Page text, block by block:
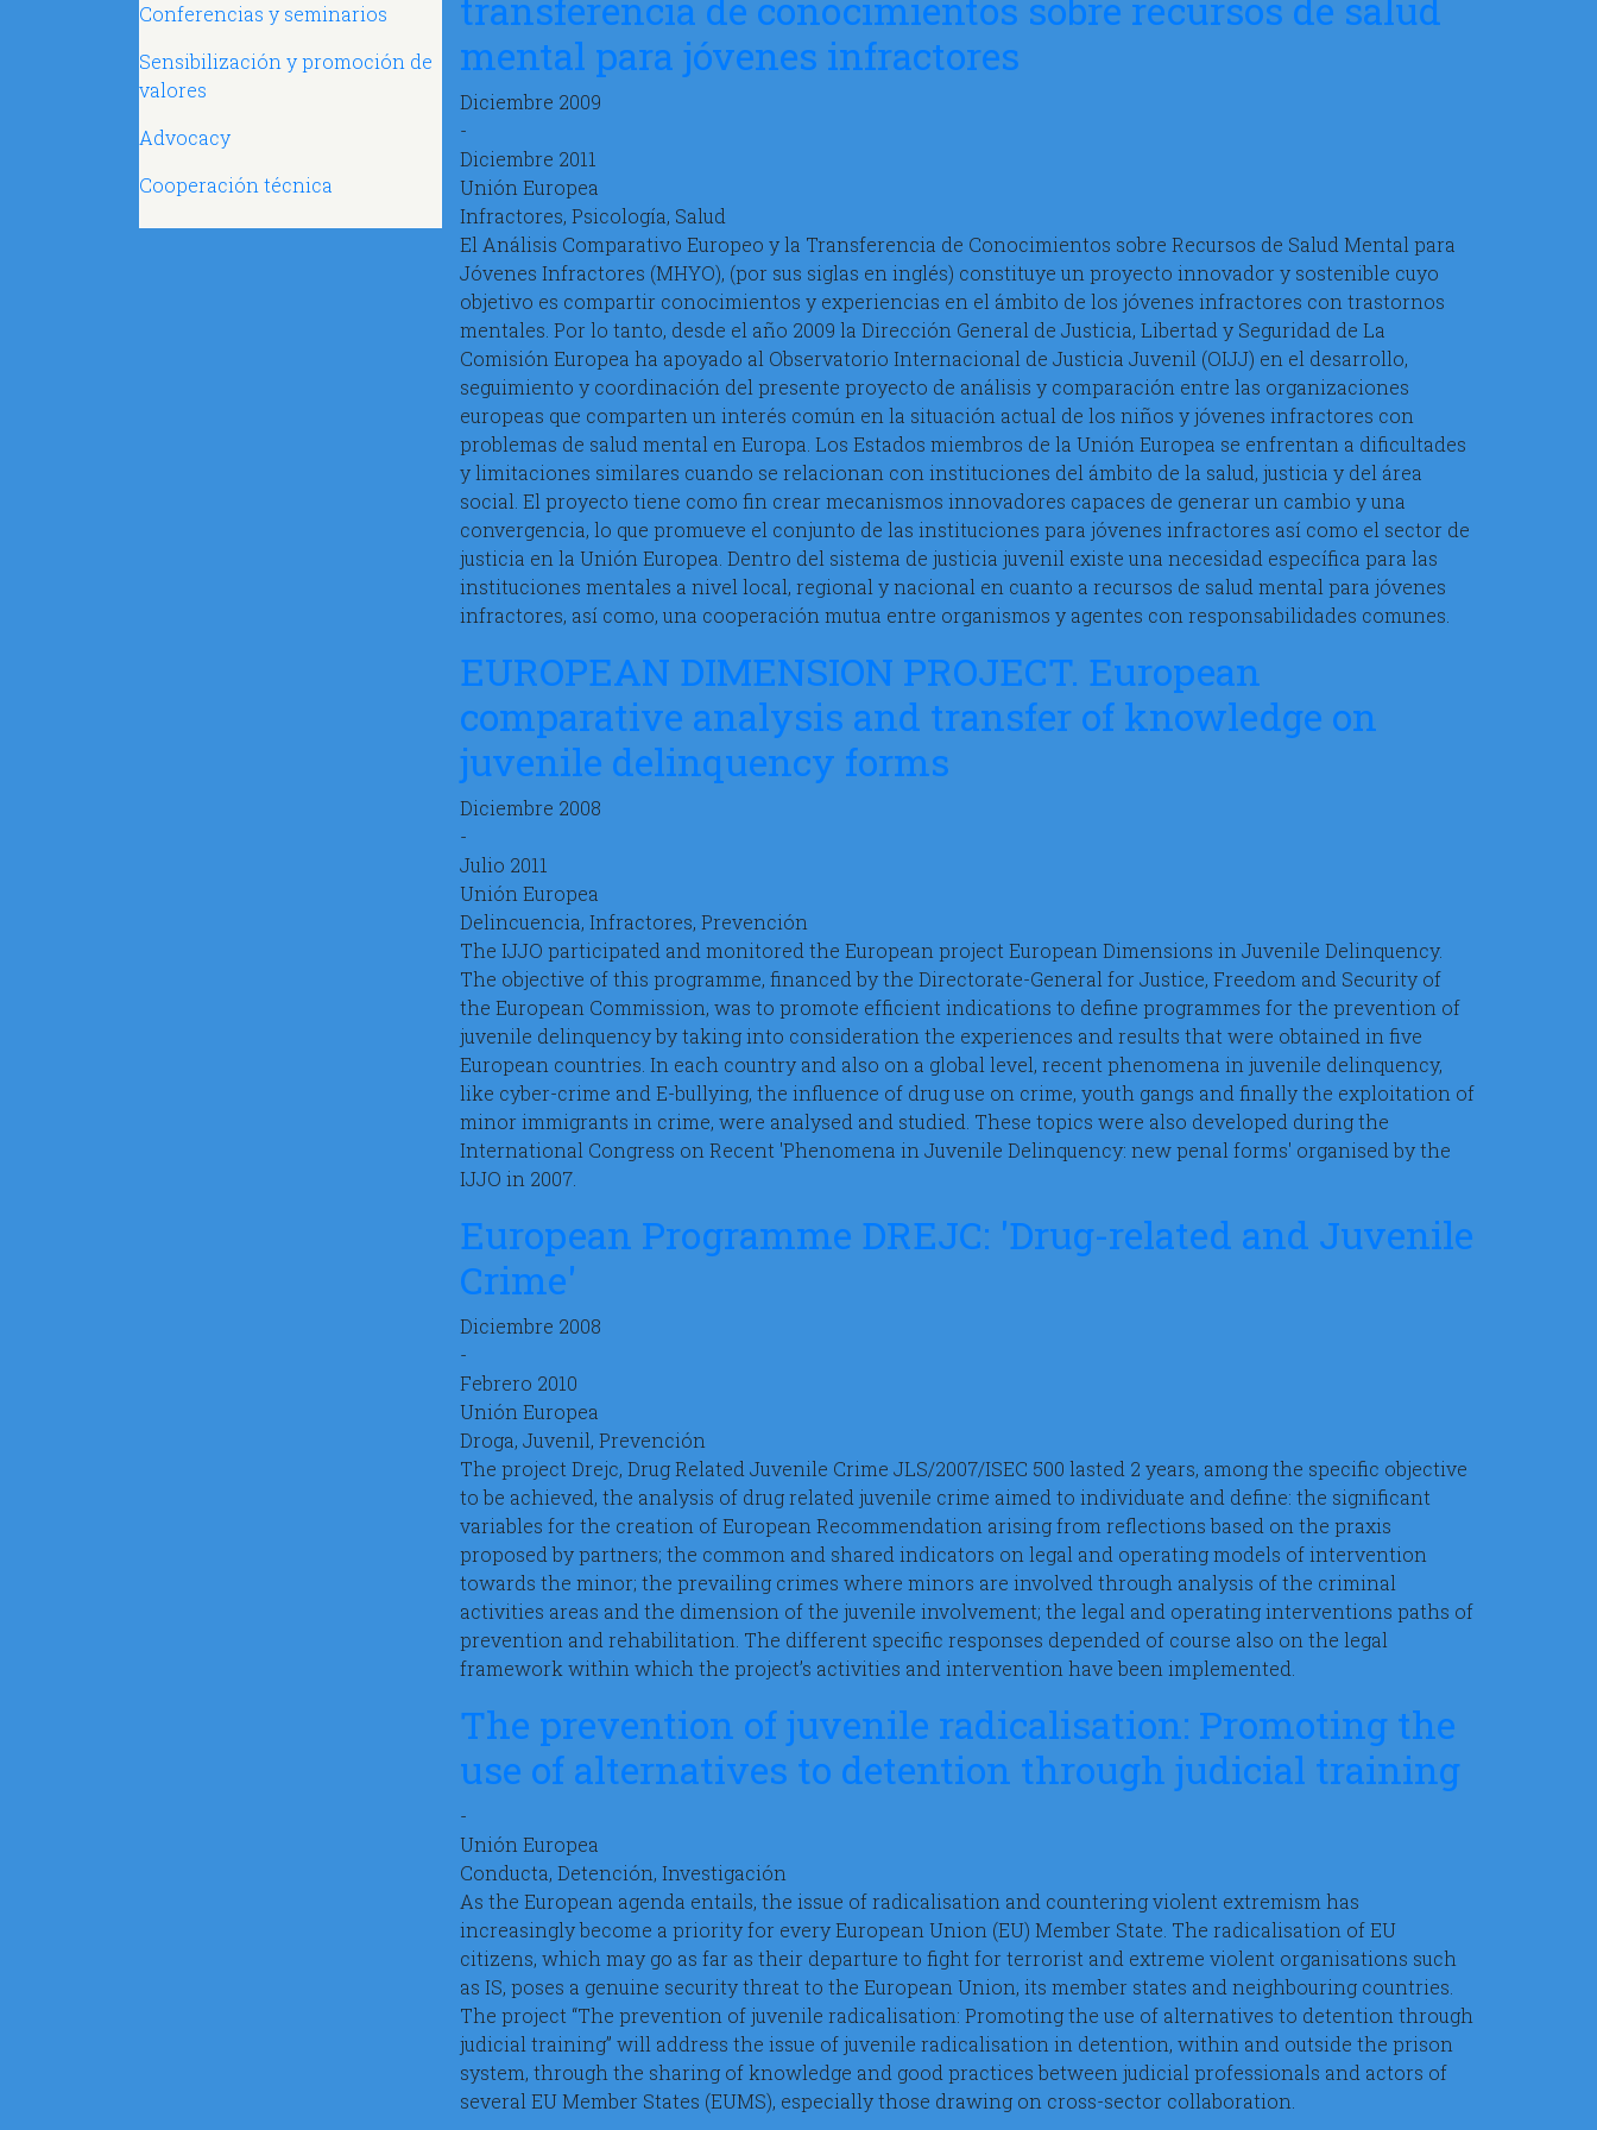
mental para jóvenes infractores
Diciembre 2009
-
Diciembre 2011
Unión Europea
Infractores, Psicología, Salud
El Análisis Comparativo Europeo y la Transferencia de Conocimientos sobre Recursos de Salud Mental para
Jóvenes Infractores (MHYO), (por sus siglas en inglés) constituye un proyecto innovador y sostenible cuyo
objetivo es compartir conocimientos y experiencias en el ámbito de los jóvenes infractores con trastornos
mentales. Por lo tanto, desde el año 2009 la Dirección General de Justicia, Libertad y Seguridad de La
Comisión Europea ha apoyado al Observatorio Internacional de Justicia Juvenil (OIJJ) en el desarrollo,
seguimiento y coordinación del presente proyecto de análisis y comparación entre las organizaciones
europeas que comparten un interés común en la situación actual de los niños y jóvenes infractores con
problemas de salud mental en Europa. Los Estados miembros de la Unión Europea se enfrentan a dificultades
y limitaciones similares cuando se relacionan con instituciones del ámbito de la salud, justicia y del área
social. El proyecto tiene como fin crear mecanismos innovadores capaces de generar un cambio y una
convergencia, lo que promueve el conjunto de las instituciones para jóvenes infractores así como el sector de
justicia en la Unión Europea. Dentro del sistema de justicia juvenil existe una necesidad específica para las
instituciones mentales a nivel local, regional y nacional en cuanto a recursos de salud mental para jóvenes
infractores, así como, una cooperación mutua entre organismos y agentes con responsabilidades comunes.
EUROPEAN DIMENSION PROJECT. European
comparative analysis and transfer of knowledge on
juvenile delinquency forms
Diciembre 2008
-
Julio 2011
Unión Europea
Delincuencia, Infractores, Prevención
The IJJO participated and monitored the European project European Dimensions in Juvenile Delinquency.
The objective of this programme, financed by the Directorate-General for Justice, Freedom and Security of
the European Commission, was to promote efficient indications to define programmes for the prevention of
juvenile delinquency by taking into consideration the experiences and results that were obtained in five
European countries. In each country and also on a global level, recent phenomena in juvenile delinquency,
like cyber-crime and E-bullying, the influence of drug use on crime, youth gangs and finally the exploitation of
minor immigrants in crime, were analysed and studied. These topics were also developed during the
International Congress on Recent 'Phenomena in Juvenile Delinquency: new penal forms' organised by the
IJJO in 2007.
European Programme DREJC: 'Drug-related and Juvenile
Crime'
Diciembre 2008
-
Febrero 2010
Unión Europea
Droga, Juvenil, Prevención
The project Drejc, Drug Related Juvenile Crime JLS/2007/ISEC 500 lasted 2 years, among the specific objective
to be achieved, the analysis of drug related juvenile crime aimed to individuate and define: the significant
variables for the creation of European Recommendation arising from reflections based on the praxis
proposed by partners; the common and shared indicators on legal and operating models of intervention
towards the minor; the prevailing crimes where minors are involved through analysis of the criminal
activities areas and the dimension of the juvenile involvement; the legal and operating interventions paths of
prevention and rehabilitation. The different specific responses depended of course also on the legal
framework within which the project’s activities and intervention have been implemented.
The prevention of juvenile radicalisation: Promoting the
use of alternatives to detention through judicial training
-
Unión Europea
Conducta, Detención, Investigación
As the European agenda entails, the issue of radicalisation and countering violent extremism has
increasingly become a priority for every European Union (EU) Member State. The radicalisation of EU
citizens, which may go as far as their departure to fight for terrorist and extreme violent organisations such
as IS, poses a genuine security threat to the European Union, its member states and neighbouring countries.
The project “The prevention of juvenile radicalisation: Promoting the use of alternatives to detention through
judicial training” will address the issue of juvenile radicalisation in detention, within and outside the prison
system, through the sharing of knowledge and good practices between judicial professionals and actors of
several EU Member States (EUMS), especially those drawing on cross-sector collaboration.
Conferencias y seminarios
Sensibilización y promoción de
valores
Advocacy
Cooperación técnica